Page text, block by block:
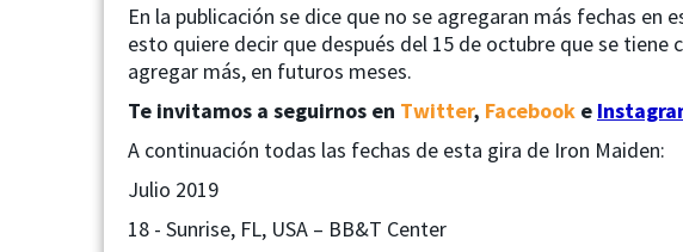
En la publicación se dice que no se agregaran más fechas en
esto quiere decir que después del 15 de octubre que se tiene
agregar más, en futuros meses.
Te invitamos a seguirnos en Twitter, Facebook e
A continuación todas las fechas de esta gira de Iron Maiden:
Julio 2019
18 - Sunrise, FL, USA – BB&T Center